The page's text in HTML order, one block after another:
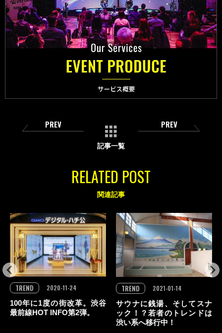
PREV
記事一覧
PREV
RELATED POST
関連記事
100年に1度の街改革。渋谷
最前線HOT INFO第2弾。
TREND
2020-11-24
サウナに銭湯、そしてスナ
ック！？若者のトレンドは
渋い系へ移行中！
TREND 2021-01-14